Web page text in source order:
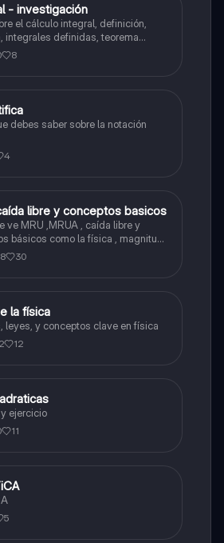
- investigación
el cálculo integral, definición,
integrales definidas, teorema
antiderivadas, integrales
8
debes saber sobre la notación
4
libre y conceptos basicos
ve MRU ,MRUA , caída libre y
básicos como la física , magnitud ,
etc...
30
la física
leyes, y conceptos clave en física
12
ejercicio
11
5